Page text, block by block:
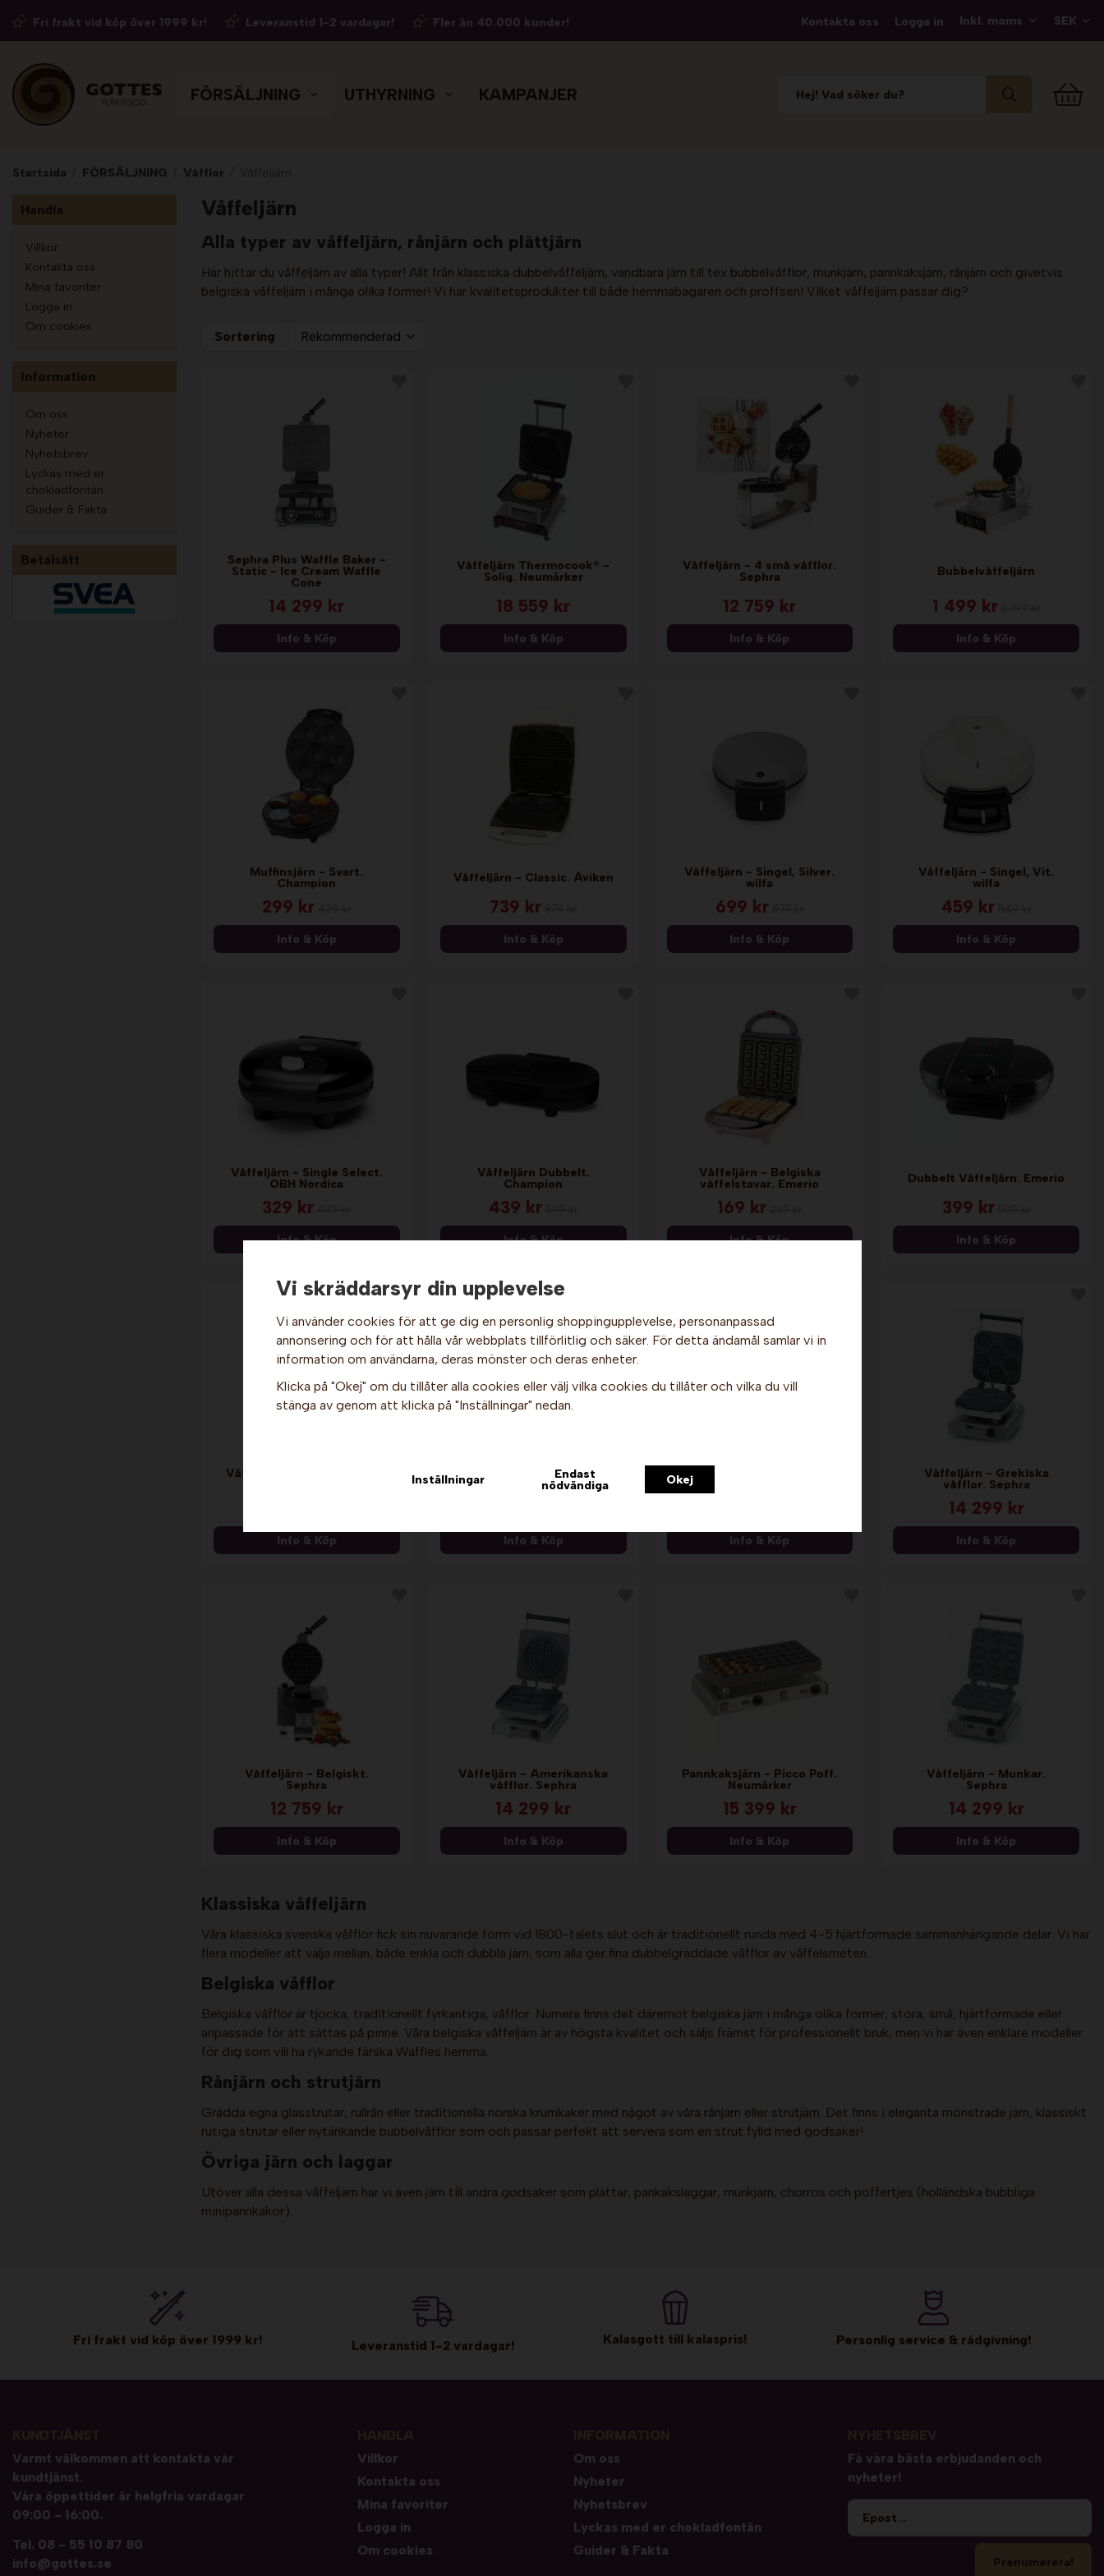
Hej och välkommen till Gottes!
företag (exkl. moms) för hur våra priser ska visas.
Fri frakt vid köp över 1999 kr! Leveranstid 1-2 vardagar! Fler än 40.000 kunder! Kontakta oss Logga in
FÖRSÄLJNING UTHYRNING KAMPANJER
Startsida FÖRSÄLJNING Våfflor
Handla
Villkor
Kontakta oss
Mina favoriter
Logga in
Om cookies
Information
Om oss
Nyheter
Nyhetsbrev
Lyckas med er
chokladfontän
Guider & Fakta
Betalsätt
Våffeljärn
Alla typer av våffeljärn, rånjärn och plättjärn
Här hittar du våffeljärn av alla typer! Allt från klassiska dubbelvåffeljärn, vändbara järn till tex bubbelvåfflor, munkjärn, pannkaksjärn, rånjärn och givetvis
belgiska våffeljärn i många olika former! Vi har kvalitetsprodukter till både hemmabagaren och proffsen! Vilket våffeljärn passar dig?
Sortering
Sephra Plus Waffle Baker -
Static - Ice Cream Waffle
Cone
14 299 kr
Info & Köp
Våffeljärn Thermocook® -
Solig. Neumärker
18 559 kr
Info & Köp
Våffeljärn - 4 små våfflor.
Sephra
12 759 kr
Info & Köp
Bubbelvåffeljärn
1 499 kr
Info & Köp
Muffinsjärn - Svart.
Champion
299 kr
Info & Köp
Våffeljärn - Classic. Åviken
739 kr
Info & Köp
Våffeljärn - Singel, Silver.
wilfa
699 kr
Info & Köp
Våffeljärn - Singel, Vit.
wilfa
459 kr
Info & Köp
Våffeljärn - Single Select.
OBH Nordica
329 kr
Info & Köp
Våffeljärn Dubbelt.
Champion
439 kr
Info & Köp
Våffeljärn - Belgiska
våffelstavar. Emerio
169 kr
Info & Köp
Dubbelt Våffeljärn. Emerio
399 kr
Info & Köp
Våffeljärn - Våffla på pinne
Info & Köp
Våffeljärn - Stort hjärta.
(Neumärker) Sephra
Info & Köp
Bubbelvåffeljärn. Sephra
Info & Köp
Våffeljärn - Grekiska
våfflor. Sephra
14 299 kr
Info & Köp
Våffeljärn - Belgiskt.
Sephra
12 759 kr
Info & Köp
Våffeljärn - Amerikanska
våfflor. Sephra
14 299 kr
Info & Köp
Pannkaksjärn - Picco Poff.
Neumärker
15 399 kr
Info & Köp
Våffeljärn - Munkar.
Sephra
14 299 kr
Info & Köp
Klassiska våffeljärn
Våra klassiska svenska våfflor fick sin nuvarande form vid 1800-talets slut och är traditionellt runda med 4-5 hjärtformade sammanhängande delar. Vi har
flera modeller att välja mellan, både enkla och dubbla järn, som alla ger fina dubbelgräddade våfflor av våffelsmeten.
Belgiska våfflor
Belgiska våfflor är tjocka, traditionellt fyrkantiga, våfflor. Numera finns det däremot belgiska järn i många olika former, stora, små, hjärtformade eller
anpassade för att sättas på pinne. Våra belgiska våffeljärn är av högsta kvalitet och säljs främst för professionellt bruk, men vi har även enklare modeller
för dig som vill ha rykande färska Waffles hemma.
Rånjärn och strutjärn
Grädda egna glasstrutar, rullrån eller traditionella norska krumkaker med något av våra rånjärn eller strutjärn. Det finns i eleganta mönstrade järn, klassiskt
rutiga strutar eller nytänkande bubbelvåfflor som och passar perfekt att servera som en strut fylld med godsaker!
Övriga järn och laggar
Utöver alla dessa våffeljärn har vi även järn till andra godsaker som plättar, pankakslaggar, munkjärn, chorros och poffertjes (holländska bubbliga
minipannkakor).
Fri frakt vid köp över 1999 kr! Leveranstid 1-2 vardagar! Kalasgott till kalaspris! Personlig service & rådgivning!
Varmt välkommen att kontakta vår
kundtjänst.
Våra öppettider är helgfria vardagar
09:00 - 16:00.
Tel. 08 - 55 10 87 80
info@gottes.se
Villkor
Kontakta oss
Mina favoriter
Logga in
Om cookies
Om oss
Nyheter
Nyhetsbrev
Lyckas med er chokladfontän
Guider & Fakta
Få våra bästa erbjudanden och
nyheter!
Prenumerera!
Vi skräddarsyr din upplevelse
Vi använder cookies för att ge dig en personlig shoppingupplevelse, personanpassad
annonsering och för att hålla vår webbplats tillförlitlig och säker. För detta ändamål samlar vi in
information om användarna, deras mönster och deras enheter.
Klicka på "Okej" om du tillåter alla cookies eller välj vilka cookies du tillåter och vilka du vill
stänga av genom att klicka på "Inställningar" nedan.
Inställningar Endast
nödvändiga Okej